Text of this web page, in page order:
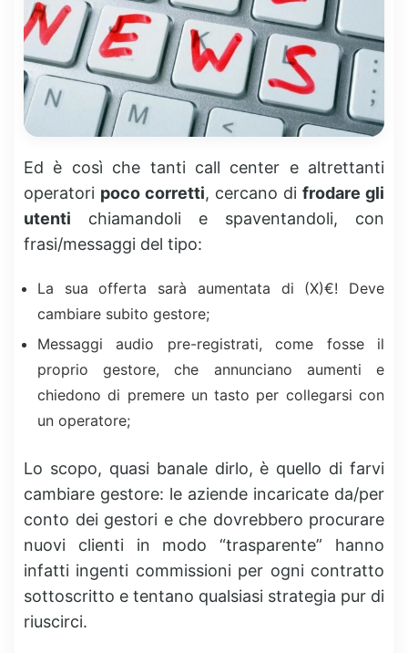
Ed è così che tanti call center e altrettanti
operatori poco corretti, cercano di frodare gli
utenti chiamandoli e spaventandoli, con
frasi/messaggi del tipo:
La sua offerta sarà aumentata di (X)€! Deve
cambiare subito gestore;
Messaggi audio pre-registrati, come fosse il
proprio gestore, che annunciano aumenti e
chiedono di premere un tasto per collegarsi con
un operatore;
Lo scopo, quasi banale dirlo, è quello di farvi
cambiare gestore: le aziende incaricate da/per
conto dei gestori e che dovrebbero procurare
nuovi clienti in modo “trasparente” hanno
infatti ingenti commissioni per ogni contratto
sottoscritto e tentano qualsiasi strategia pur di
riuscirci.